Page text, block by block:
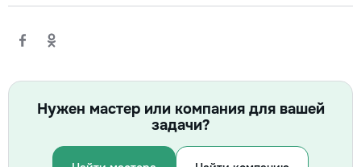
Нужен мастер или компания для вашей
задачи?